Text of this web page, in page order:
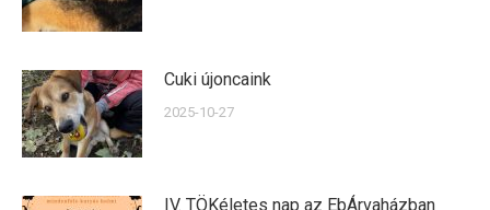
Cuki újoncaink
2025-10-27
IV. TÖKéletes nap az EbÁrvaházban